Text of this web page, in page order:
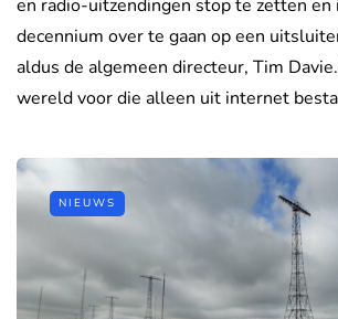
en radio-uitzendingen stop te zetten en
decennium over te gaan op een
aldus de algemeen directeur, Tim
wereld voor die alleen uit internet
NIEUWS